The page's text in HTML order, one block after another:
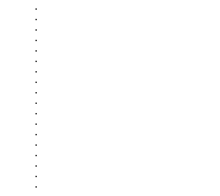
.
.
.
.
.
.
.
.
.
.
.
.
.
.
.
.
.
.